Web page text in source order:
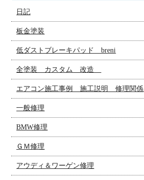
日記
板金塗装
低ダストブレーキパッド breni
全塗装 カスタム 改造
エアコン施工事例 施工説明 修理関係
一般修理
BMW修理
ＧＭ修理
アウディ＆ワーゲン修理